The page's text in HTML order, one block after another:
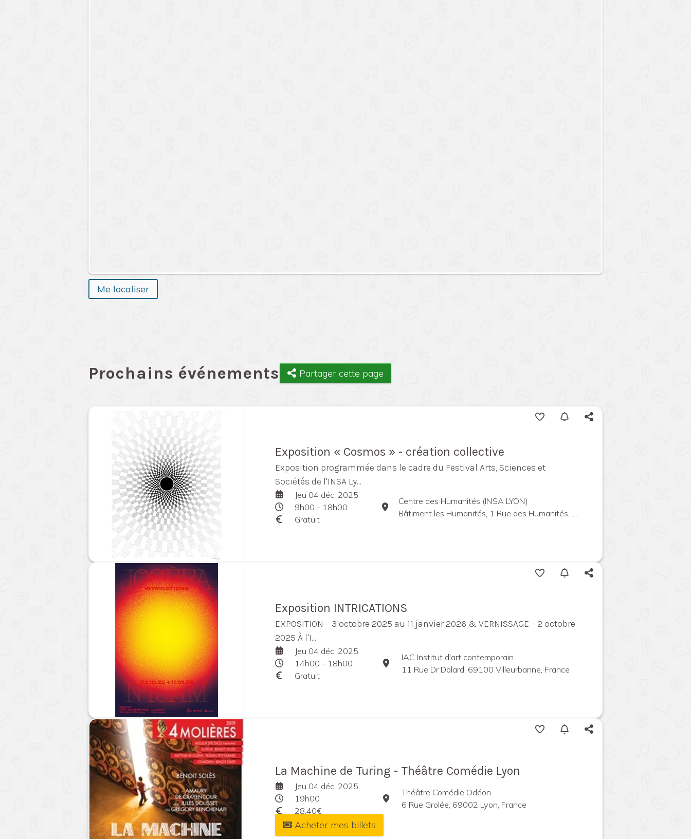
Me localiser
Prochains événements Partager cette page
Exposition « Cosmos » - création collective
Exposition programmée dans le cadre du Festival Arts, Sciences et
Sociétés de l'INSA Ly...
Jeu 04 déc. 2025
9h00 - 18h00
Gratuit
Centre des Humanités (INSA LYON)
Bâtiment les Humanités, 1 Rue des Humanités, 69100 Villeurbanne, France
Exposition INTRICATIONS
EXPOSITION – 3 octobre 2025 au 11 janvier 2026 & VERNISSAGE – 2 octobre
2025 À l'I...
Jeu 04 déc. 2025
14h00 - 18h00
Gratuit
IAC Institut d'art contemporain
11 Rue Dr Dolard, 69100 Villeurbanne, France
La Machine de Turing - Théâtre Comédie Lyon
Jeu 04 déc. 2025
19h00
28,40€
Théâtre Comédie Odéon
6 Rue Grolée, 69002 Lyon, France
Acheter mes billets